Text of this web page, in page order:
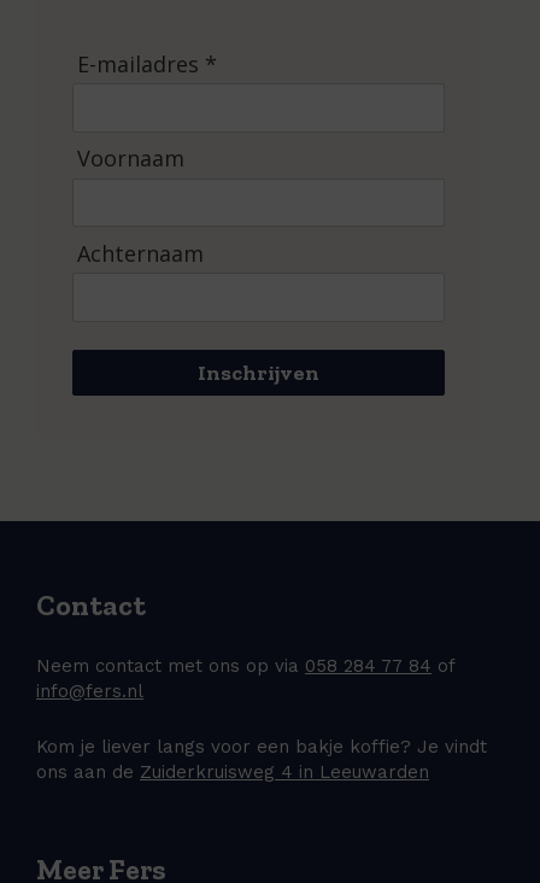
E-mailadres *
Voornaam
Achternaam
Inschrijven
Contact
Neem contact met ons op via 058 284 77 84 of
info@fers.nl
Kom je liever langs voor een bakje koffie? Je vindt
ons aan de Zuiderkruisweg 4 in Leeuwarden
Meer Fers